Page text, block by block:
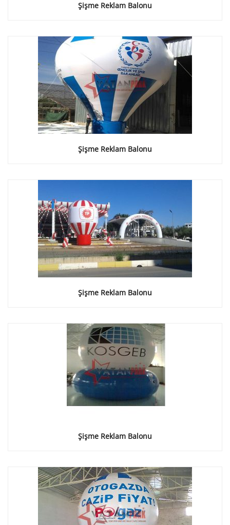
Şişme Reklam Balonu
Şişme Reklam Balonu
Şişme Reklam Balonu
Şişme Reklam Balonu